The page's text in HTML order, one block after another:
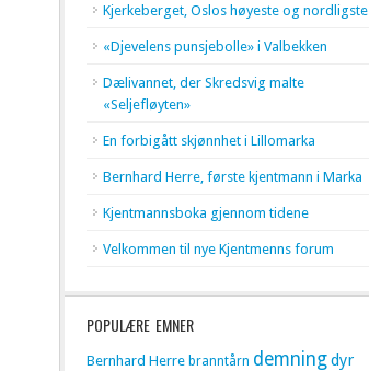
Kjerkeberget, Oslos høyeste og nordligste
«Djevelens punsjebolle» i Valbekken
Dælivannet, der Skredsvig malte
«Seljefløyten»
En forbigått skjønnhet i Lillomarka
Bernhard Herre, første kjentmann i Marka
Kjentmannsboka gjennom tidene
Velkommen til nye Kjentmenns forum
POPULÆRE EMNER
Bernhard Herre branntårn demningdyr